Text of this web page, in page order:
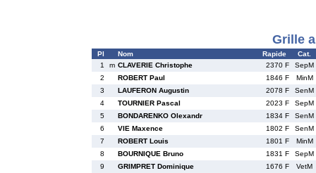
Grille
Pl Nom Rapide
Cat.
1
m CLAVERIE Christophe 2370 F
SepM
2
ROBERT Paul 1846 F
MinM
3
LAUFERON Augustin 2078 F
SenM
4
TOURNIER Pascal 2023 F
SepM
5
BONDARENKO Olexandr 1834 F
SenM
6
VIE Maxence 1802 F
SenM
7
ROBERT Louis 1801 F
MinM
8
BOURNIQUE Bruno 1831 F
SepM
9
GRIMPRET Dominique 1676 F
VetM